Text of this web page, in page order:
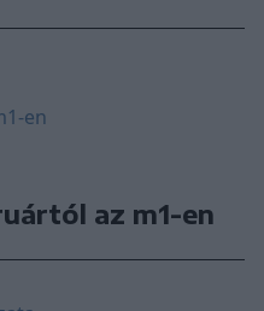
az m1-en